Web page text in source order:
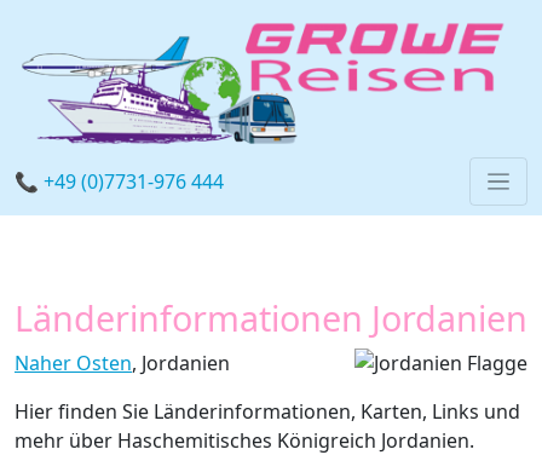
📞 +49 (0)7731-976 444
Länderinformationen Jordanien
Naher Osten, Jordanien
Hier finden Sie Länderinformationen, Karten, Links und
mehr über Haschemitisches Königreich Jordanien.